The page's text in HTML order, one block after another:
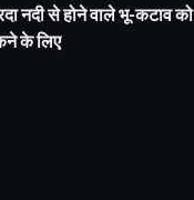
नदी से होने वाले भू-कटाव को
के लिए